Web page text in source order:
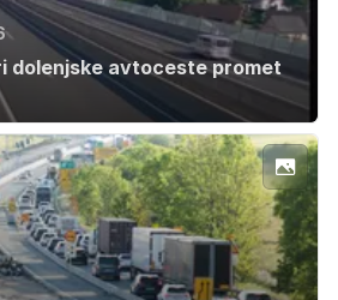
dolenjske avtoceste promet